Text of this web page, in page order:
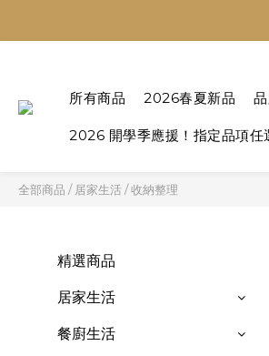
所有商品 2026春夏新品
2026 開學季應援！指定品項
全部商品 / 居家生活/收納整理
精選商品
居家生活
餐廚生活